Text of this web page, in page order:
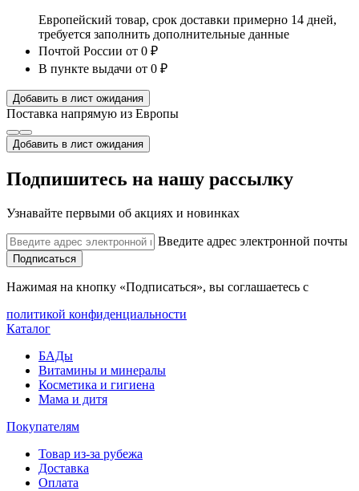
Европейский товар, срок доставки примерно 14 дней,
требуется заполнить дополнительные данные
Почтой России от 0 ₽
В пункте выдачи от 0 ₽
Добавить в лист ожидания
Поставка напрямую из Европы
Добавить в лист ожидания
Подпишитесь на нашу рассылку
Узнавайте первыми об акциях и новинках
Введите адрес электронной почты
Подписаться
Нажимая на кнопку «Подписаться», вы соглашаетесь с
политикой конфиденциальности
Каталог
БАДы
Витамины и минералы
Косметика и гигиена
Мама и дитя
Покупателям
Товар из-за рубежа
Доставка
Оплата